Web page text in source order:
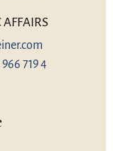
AFFAIRS
719 4